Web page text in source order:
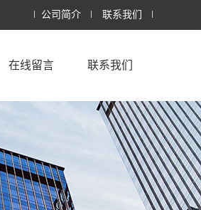
公司简介 联系我们
在线留言 联系我们